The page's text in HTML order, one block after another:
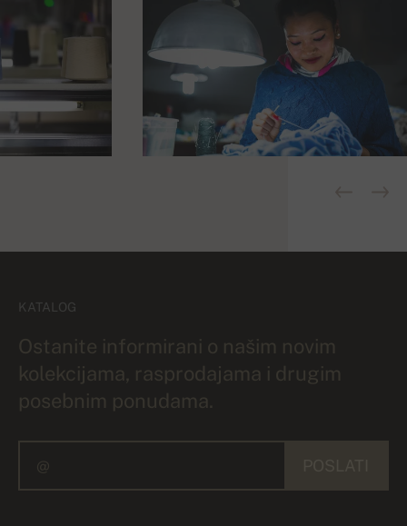
KATALOG
Ostanite informirani o našim novim
kolekcijama, rasprodajama i drugim
posebnim ponudama.